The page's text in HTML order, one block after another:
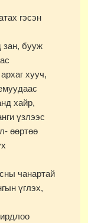
гэсэн
зан, бууж
хууч,
хайр,
үзлээс
өөртөө
чанартай
үглэх,